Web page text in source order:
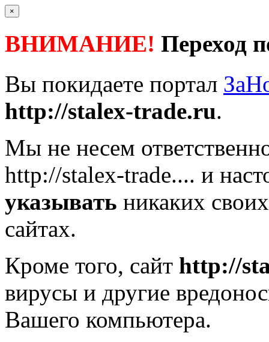
×
ВНИМАНИЕ! Переход
Вы покидаете портал
http://stalex-trade.ru.
Мы не несем
http://stalex-trade.... и
указывать никаких
сайтах.
Кроме того, сайт http://
вирусы и другие
Вашего компьютера.